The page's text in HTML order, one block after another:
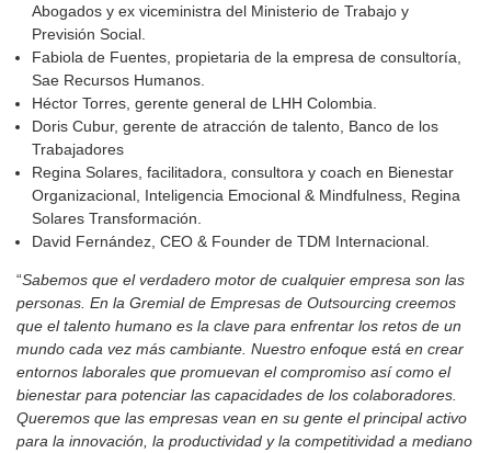
Abogados y ex viceministra del Ministerio de Trabajo y
Previsión Social.
Fabiola de Fuentes, propietaria de la empresa de consultoría,
Sae Recursos Humanos.
Héctor Torres, gerente general de LHH Colombia.
Doris Cubur, gerente de atracción de talento, Banco de los
Trabajadores
Regina Solares, facilitadora, consultora y coach en Bienestar
Organizacional, Inteligencia Emocional & Mindfulness, Regina
Solares Transformación.
David Fernández, CEO & Founder de TDM Internacional.
“Sabemos que el verdadero motor de cualquier empresa son las
personas. En la Gremial de Empresas de Outsourcing creemos
que el talento humano es la clave para enfrentar los retos de un
mundo cada vez más cambiante. Nuestro enfoque está en crear
entornos laborales que promuevan el compromiso así como el
bienestar para potenciar las capacidades de los colaboradores.
Queremos que las empresas vean en su gente el principal activo
para la innovación, la productividad y la competitividad a mediano